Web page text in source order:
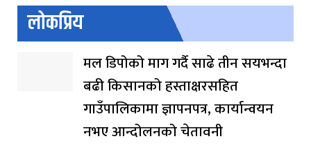
लोकप्रिय
मल डिपोको माग गर्दै साढे तीन सयभन्दा
बढी किसानको हस्ताक्षरसहित
गाउँपालिकामा ज्ञापनपत्र, कार्यान्वयन
नभए आन्दोलनको चेतावनी